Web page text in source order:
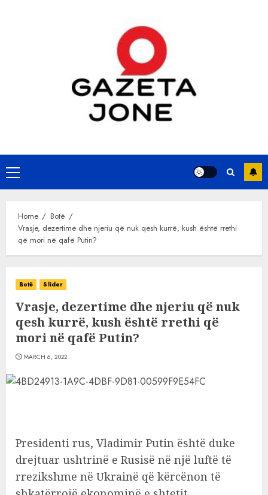
Primary
Menu
Home
Botë
Vrasje, dezertime dhe njeriu që nuk qesh kurrë, kush është rrethi
që mori në qafë Putin?
Botë Slider
Vrasje, dezertime dhe njeriu që nuk
qesh kurrë, kush është rrethi që
mori në qafë Putin?
MARCH 6, 2022
Presidenti rus, Vladimir Putin është duke
drejtuar ushtrinë e Rusisë në një luftë të
rrezikshme në Ukrainë që kërcënon të